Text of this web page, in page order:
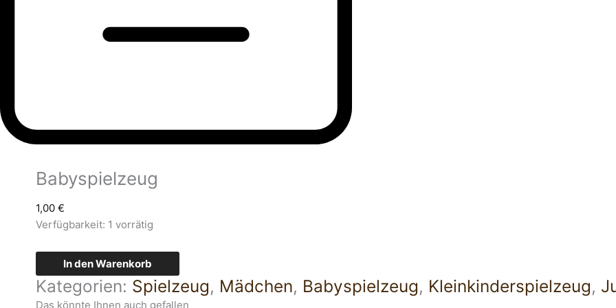
Babyspielzeug
1,00 €
Verfügbarkeit: 1 vorrätig
In den Warenkorb
Kategorien: Spielzeug, Mädchen, Babyspielzeug, Kleinkinderspielzeug,
Das könnte Ihnen auch gefallen